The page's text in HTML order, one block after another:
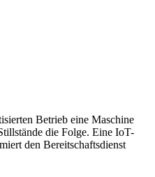
Betrieb eine Maschine
die Folge. Eine IoT-
den Bereitschaftsdienst